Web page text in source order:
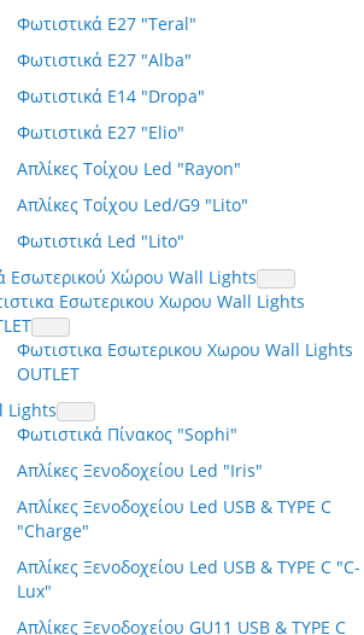
Φωτιστικά E27 "Teral"
Φωτιστικά E27 "Alba"
Φωτιστικά E14 "Dropa"
Φωτιστικά E27 "Elio"
Απλίκες Τοίχου Led "Rayon"
Απλίκες Τοίχου Led/G9 "Lito"
Φωτιστικά Led "Lito"
Εσωτερικού Χώρου Wall Lights
Εσωτερικου Χωρου Wall Lights
Φωτιστικα Εσωτερικου Χωρου Wall Lights
OUTLET
Lights
Φωτιστικά Πίνακος "Sophi"
Απλίκες Ξενοδοχείου Led "Iris"
Απλίκες Ξενοδοχείου Led USB & TYPE C
"Charge"
Απλίκες Ξενοδοχείου Led USB & TYPE C "C-
Lux"
Απλίκες Ξενοδοχείου GU11 USB & TYPE C